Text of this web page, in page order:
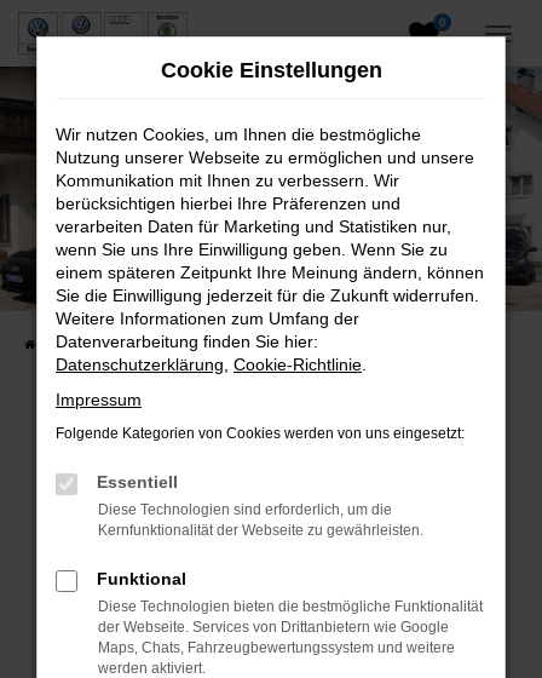
Zum
0
Neuwagen und Gebrauchtwagen
VW, VW Nutzfahrzeuge, Audi & Skoda
Startseite Fahrzeuge Fahrzeugsuche
Beim Laden ist ein Fehler aufgetreten.
Hier sind ein paar Tipps, die dir helfen können:
Überprüfe deine Firewall und deine
Internetverbindung.
Laden andere Webseiten, zum Beispiel deine
Suchmaschine?
Cookie Einstellungen
Wir nutzen Cookies, um Ihnen die bestmögliche
Nutzung unserer Webseite zu ermöglichen und unsere
Kommunikation mit Ihnen zu verbessern. Wir
berücksichtigen hierbei Ihre Präferenzen und
verarbeiten Daten für Marketing und Statistiken nur,
wenn Sie uns Ihre Einwilligung geben. Wenn Sie zu
einem späteren Zeitpunkt Ihre Meinung ändern, können
Sie die Einwilligung jederzeit für die Zukunft widerrufen.
Weitere Informationen zum Umfang der
Datenverarbeitung finden Sie hier:
Datenschutzerklärung Cookie-Richtlinie
Impressum
Folgende Kategorien von Cookies werden von uns eingesetzt:
Essentiell
Diese Technologien sind erforderlich, um die
Kernfunktionalität der Webseite zu gewährleisten.
Funktional
Diese Technologien bieten die bestmögliche Funktionalität
der Webseite. Services von Drittanbietern wie Google
Maps, Chats, Fahrzeugbewertungssystem und weitere
werden aktiviert.